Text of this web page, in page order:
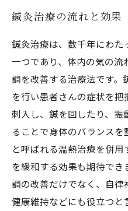
鍼灸治療の流れと効果
鍼灸治療は、数千年にわた
一つであり、体内の気の
調を改善する治療法です
を行い患者さんの症状を
刺入し、鍼を回したり、振
ることで身体のバランスを
と呼ばれる温熱治療を併
を緩和する効果も期待で
調の改善だけでなく、自律
健康維持などにも役立つと